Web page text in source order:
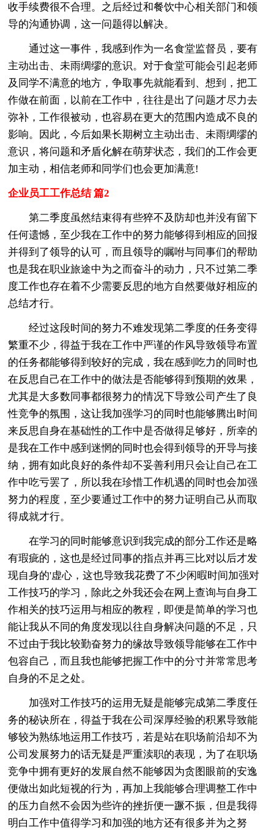
收手续费很不合理。之后经过和餐饮中心相关部门和领
导的沟通协调，这一问题得以解决。
通过这一事件，我感到作为一名食堂监督员，要有
主动出击、未雨绸缪的意识。对于食堂可能会引起老师
及同学不满意的地方，争取事先就能看到、想到，把工
作做在前面，以前在工作中，往往是出了问题才尽力去
弥补，工作很被动，也容易在更大的范围内造成不良的
影响。因此，今后如果长期树立主动出击、未雨绸缪的
意识，将问题和矛盾化解在萌芽状态，我们的工作会更
加主动，相信老师和同学们也会更加满意!
企业员工工作总结 篇2
第二季度虽然结束得有些猝不及防却也并没有留下
任何遗憾，至少我在工作中的努力能够得到相应的回报
并得到了领导的认可，而且领导的嘱咐与同事们的帮助
也是我在职业旅途中为之而奋斗的动力，只不过第二季
度工作也存在着不少需要反思的地方自然要做好相应的
总结才行。
经过这段时间的努力不难发现第二季度的任务变得
繁重不少，得益于我在工作中严谨的作风导致领导布置
的任务都能够得到较好的完成，我在感到吃力的同时也
在反思自己在工作中的做法是否能够得到预期的效果，
尤其是大多数同事都很努力的情况下导致公司产生了良
性竞争的氛围，这让我加强学习的同时也能够腾出时间
来反思自身在基础性的工作中是否做得足够好，所幸的
是我在工作中感到迷惘的同时也会得到领导的开导与接
纳，拥有如此良好的条件却不妥善利用只会让自己在工
作中吃亏罢了，所以我在珍惜工作机遇的同时也会加强
努力的程度，至少要通过工作中的努力证明自己从而取
得成就才行。
在学习的同时能够意识到我完成的部分工作还是略
有瑕疵的，这也是经过同事的指点并再三比对以后才发
现自身的'虚心，这也导致我花费了不少闲暇时间加强对
工作技巧的学习，除此之外我还会在网上查询与自身工
作相关的技巧运用与相应的教程，即便是简单的学习也
能让我从不同的角度发现以往自身解决问题的不足，只
不过由于我比较勤奋努力的缘故导致领导能够在工作中
包容自己，而且我也能够把握工作中的分寸并常常思考
自身的不足之处。
加强对工作技巧的运用无疑是能够完成第二季度任
务的秘诀所在，得益于我在公司深厚经验的积累导致能
够较为熟练地运用工作技巧，若是站在职场前沿却不为
公司发展努力的话无疑是严重渎职的表现，为了在职场
竞争中拥有更好的发展自然不能够因为贪图眼前的安逸
便做出如此短视的行为，再加上我能够合理调整工作中
的压力自然不会因为些许的挫折便一蹶不振，但是我得
明白工作中值得学习和加强的地方还有很多并为之努